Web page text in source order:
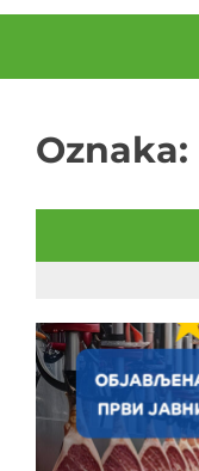
Oznaka: